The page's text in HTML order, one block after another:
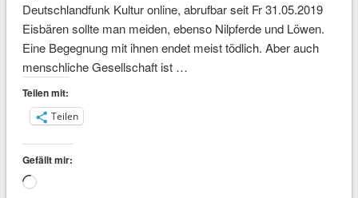
Deutschlandfunk Kultur online, abrufbar seit Fr 31.05.2019
Eisbären sollte man meiden, ebenso Nilpferde und Löwen.
Eine Begegnung mit ihnen endet meist tödlich. Aber auch
menschliche Gesellschaft ist …
Teilen mit:
Teilen
Gefällt mir:
Wird